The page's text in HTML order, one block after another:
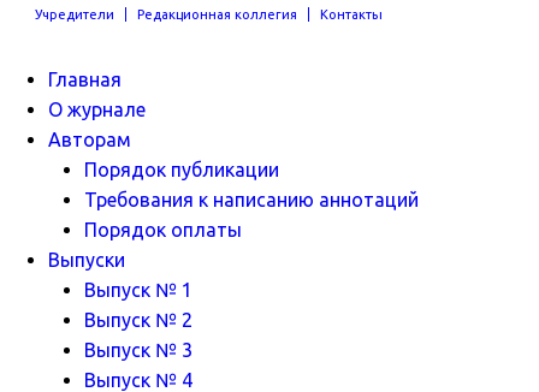
Учредители Редакционная коллегия Контакты
Главная
О журнале
Авторам
Порядок публикации
Требования к написанию аннотаций
Порядок оплаты
Выпуски
Выпуск № 1
Выпуск № 2
Выпуск № 3
Выпуск № 4